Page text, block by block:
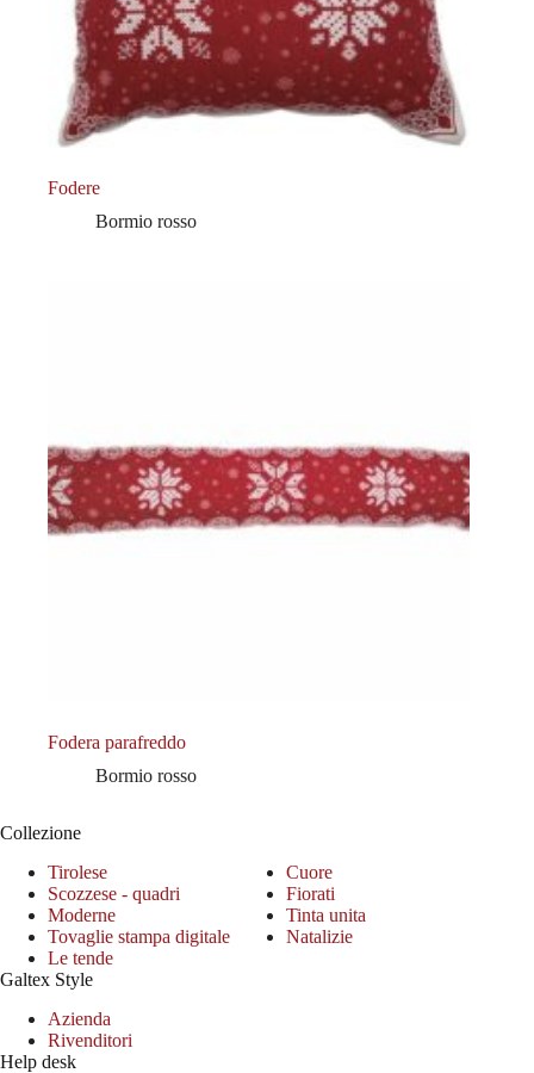
Fodere
Bormio rosso
Fodera parafreddo
Bormio rosso
Collezione
Tirolese
Cuore
Scozzese - quadri
Fiorati
Moderne
Tinta unita
Tovaglie stampa digitale
Natalizie
Le tende
Galtex Style
Azienda
Rivenditori
Help desk